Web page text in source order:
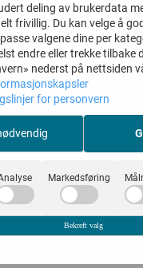
av varen.
eksempel ved
eller ved utlevering av
til det tidspunkt som
levere varen til kjøper
til
mellom partene.
deling av brukerdata
frivillig. Du kan velge å
valgene dine per
endre eller trekke tilbake
nederst på nettsiden
for personvern
Markedsføring
Bekreft valg